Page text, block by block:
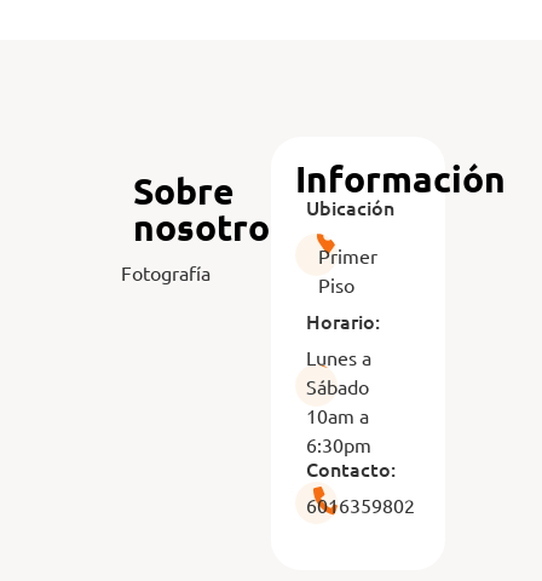
Sobre
nosotros
Fotografía
Información
Ubicación
Primer
Piso
Horario:
Lunes a
Sábado
10am a
6:30pm
Contacto:
6016359802